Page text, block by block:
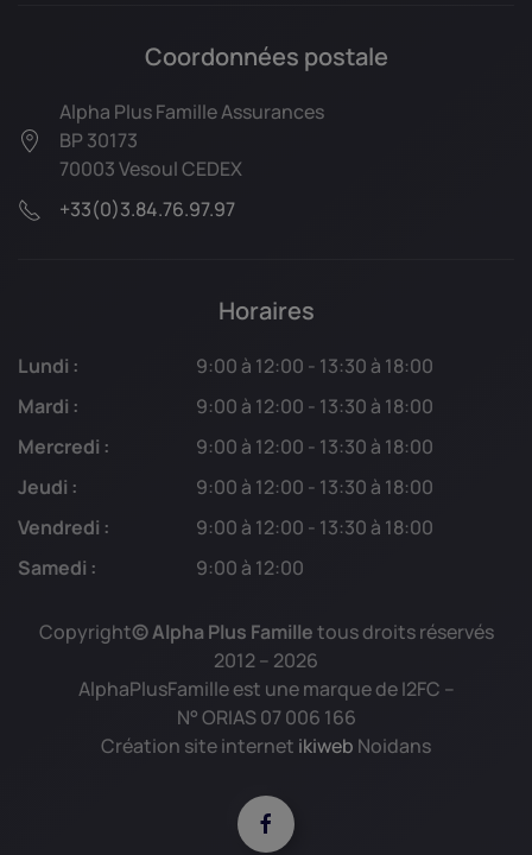
Coordonnées postale
Alpha Plus Famille Assurances
BP 30173
70003 Vesoul CEDEX
+33(0)3.84.76.97.97
Horaires
Lundi :
9:00 à 12:00 - 13:30 à 18:00
Mardi :
9:00 à 12:00 - 13:30 à 18:00
Mercredi :
9:00 à 12:00 - 13:30 à 18:00
Jeudi :
9:00 à 12:00 - 13:30 à 18:00
Vendredi :
9:00 à 12:00 - 13:30 à 18:00
Samedi :
9:00 à 12:00
Copyright© Alpha Plus Familletous droits réservés
2012 – 2026
AlphaPlusFamille est une marque de I2FC –
N° ORIAS 07 006 166
Création site internet ikiweb Noidans